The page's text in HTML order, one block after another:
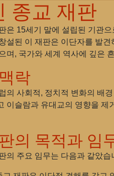
종교 재판
은 15세기 말에 설립된 기관
설된 이 재판은 이단자를 발
며, 국가와 세계 역사에 깊은
락
의 사회적, 정치적 변화의 배
이슬람과 유대교의 영향을 제
의 목적과 임
의 주요 임무는 다음과 같았습